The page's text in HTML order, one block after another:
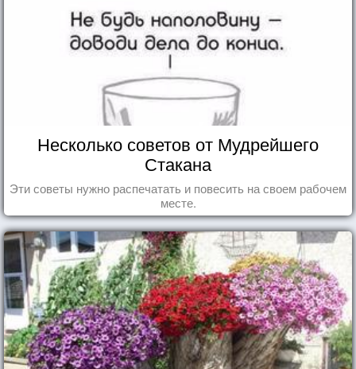
Несколько советов от Мудрейшего
Стакана
Эти советы нужно распечатать и повесить на своем рабочем
месте.